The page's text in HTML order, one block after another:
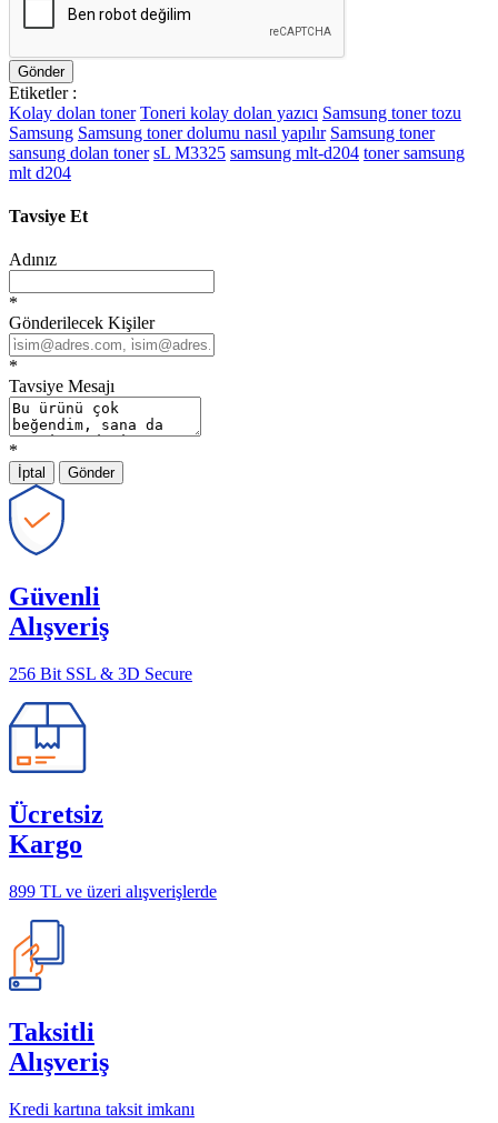
Gönder
Etiketler :
Kolay dolan toner Toneri kolay dolan yazıcı Samsung toner tozu
Samsung Samsung toner dolumu nasıl yapılır Samsung toner
sansung dolan toner sL M3325 samsung mlt-d204 toner samsung
mlt d204
Tavsiye Et
Adınız
*
Gönderilecek Kişiler
*
Tavsiye Mesajı
*
İptal Gönder
Güvenli
Alışveriş
256 Bit SSL & 3D Secure
Ücretsiz
Kargo
899 TL ve üzeri alışverişlerde
Taksitli
Alışveriş
Kredi kartına taksit imkanı